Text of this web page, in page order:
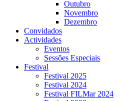
Outubro
Novembro
Dezembro
Convidados
Actividades
Eventos
Sessões Especiais
Festival
Festival 2025
Festival 2024
Festival FILMar 2024